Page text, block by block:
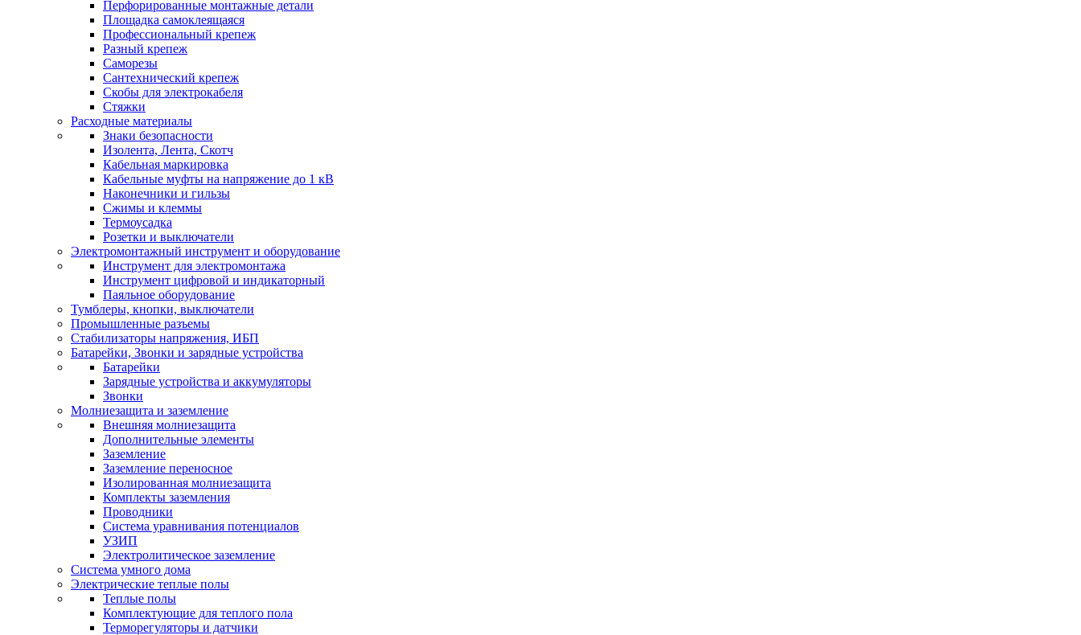
Перфорированные монтажные детали
Площадка самоклеящаяся
Профессиональный крепеж
Разный крепеж
Саморезы
Сантехнический крепеж
Скобы для электрокабеля
Стяжки
Расходные материалы
Знаки безопасности
Изолента, Лента, Скотч
Кабельная маркировка
Кабельные муфты на напряжение до 1 кВ
Наконечники и гильзы
Сжимы и клеммы
Термоусадка
Розетки и выключатели
Электромонтажный инструмент и оборудование
Инструмент для электромонтажа
Инструмент цифровой и индикаторный
Паяльное оборудование
Тумблеры, кнопки, выключатели
Промышленные разъемы
Стабилизаторы напряжения, ИБП
Батарейки, Звонки и зарядные устройства
Батарейки
Зарядные устройства и аккумуляторы
Звонки
Молниезащита и заземление
Внешняя молниезащита
Дополнительные элементы
Заземление
Заземление переносное
Изолированная молниезащита
Комплекты заземления
Проводники
Система уравнивания потенциалов
УЗИП
Электролитическое заземление
Система умного дома
Электрические теплые полы
Теплые полы
Комплектующие для теплого пола
Терморегуляторы и датчики